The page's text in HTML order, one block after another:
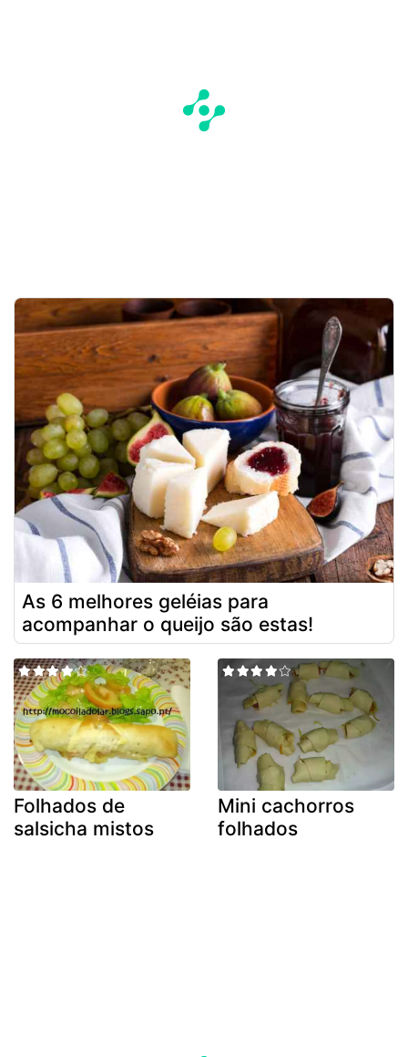
As 6 melhores geléias para
acompanhar o queijo são estas!
Folhados de
salsicha mistos
Mini cachorros
folhados